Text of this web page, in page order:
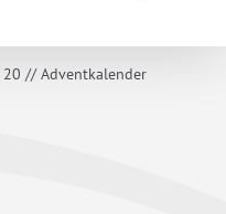
20 // Adventkalender